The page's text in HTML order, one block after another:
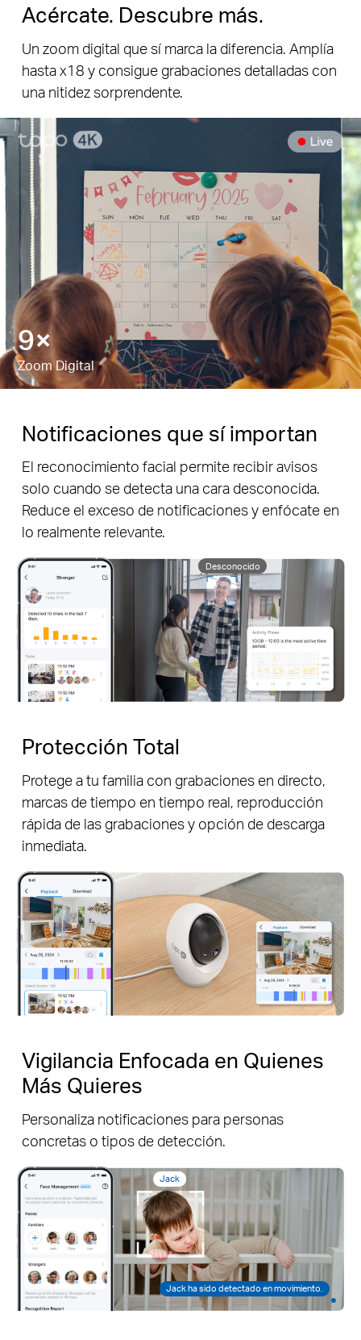
Acércate. Descubre más.
Un zoom digital que sí marca la diferencia. Amplía
hasta x18 y consigue grabaciones detalladas con
una nitidez sorprendente.
18×
Zoom Digital
Notificaciones que sí importan
El reconocimiento facial permite recibir avisos
solo cuando se detecta una cara desconocida.
Reduce el exceso de notificaciones y enfócate en
lo realmente relevante.
Desconocido
Protección Total
Protege a tu familia con grabaciones en directo,
marcas de tiempo en tiempo real, reproducción
rápida de las grabaciones y opción de descarga
inmediata.
Vigilancia Enfocada en Quienes
Más Quieres
Personaliza notificaciones para personas
concretas o tipos de detección.
Jack
Jack ha sido detectado en movimiento.